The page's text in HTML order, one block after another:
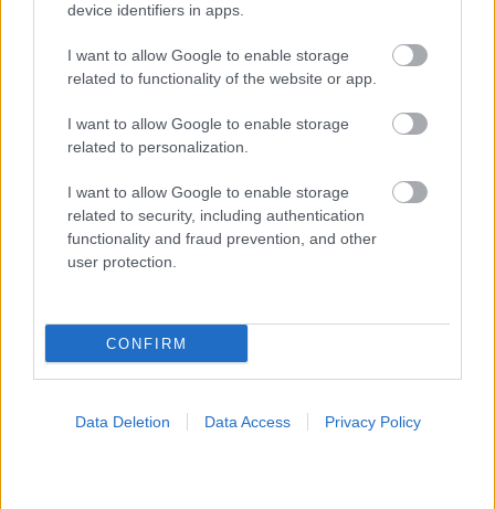
device identifiers in apps.
I want to allow Google to enable storage
related to functionality of the website or app.
I want to allow Google to enable storage
related to personalization.
I want to allow Google to enable storage
related to security, including authentication
functionality and fraud prevention, and other
user protection.
CONFIRM
Data Deletion Data Access Privacy Policy
Λύση για την ακμή σου
έχει μόνο ο
δερματολόγος: Οι άλλοι